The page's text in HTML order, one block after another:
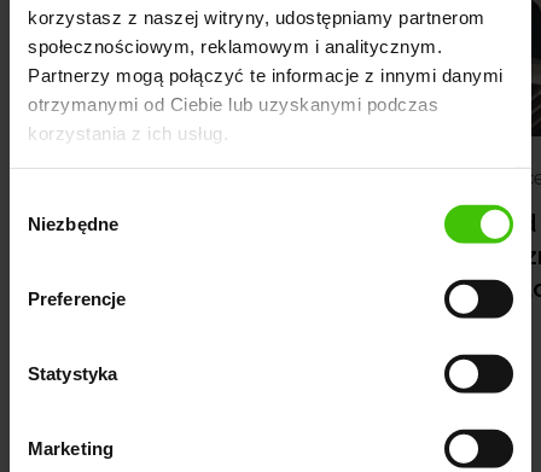
korzystasz z naszej witryny, udostępniamy partnerom
społecznościowym, reklamowym i analitycznym.
Partnerzy mogą połączyć te informacje z innymi danymi
otrzymanymi od Ciebie lub uzyskanymi podczas
korzystania z ich usług.
zgody
Niezbędne
Preferencje
Statystyka
Marketing
Deweloper z Krakowa
wzrost zapytań o